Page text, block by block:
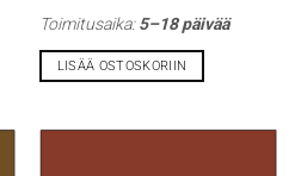
Toimitusaika:5–18 päivää
LISÄÄ OSTOSKORIIN